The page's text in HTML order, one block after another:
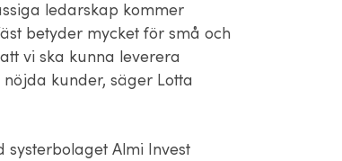
ledarskap kommer
betyder mycket för små och
vi ska kunna leverera
kunder, säger Lotta
Almi Invest